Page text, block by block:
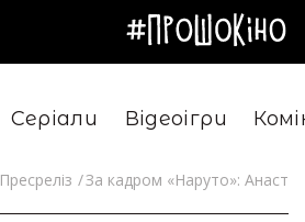
Серіали Відеоігри
Пресреліз За кадром «Наруто»: